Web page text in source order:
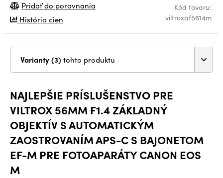
Kód tovaru:
viltroxaf5614m
Pridať do porovnania
História cien
Varianty (3) tohto produktu
NAJLEPŠIE PRÍSLUŠENSTVO PRE
VILTROX 56MM F1.4 ZÁKLADNÝ
OBJEKTÍV S AUTOMATICKÝM
ZAOSTROVANÍM APS-C S BAJONETOM
EF-M PRE FOTOAPARÁTY CANON EOS
M